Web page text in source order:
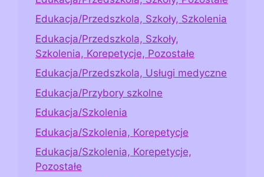
Edukacja/Przedszkola, Szkoły, Szkolenia
Edukacja/Przedszkola, Szkoły,
Szkolenia, Korepetycje, Pozostałe
Edukacja/Przedszkola, Usługi medyczne
Edukacja/Przybory szkolne
Edukacja/Szkolenia
Edukacja/Szkolenia, Korepetycje
Edukacja/Szkolenia, Korepetycje,
Pozostałe